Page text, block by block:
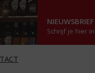
NIEUWSBRIEF
Schrijf je hier in